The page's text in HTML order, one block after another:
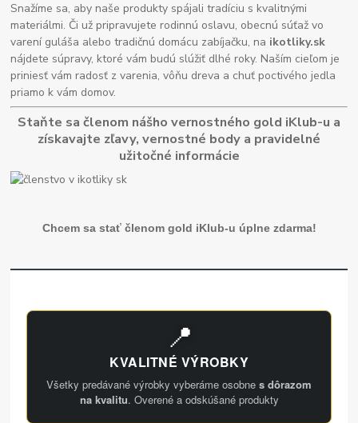
Snažíme sa, aby naše produkty spájali tradíciu s kvalitnými
materiálmi. Či už pripravujete rodinnú oslavu, obecnú súťaž vo
varení guláša alebo tradičnú domácu zabíjačku, na ikotliky.sk
nájdete súpravy, ktoré vám budú slúžiť dlhé roky. Naším cieľom je
priniesť vám radosť z varenia, vôňu dreva a chuť poctivého jedla
priamo k vám domov.
Staňte sa členom nášho vernostného gold iKlub-u a
získavajte zľavy, vernostné body a pravidelné
užitočné informácie
Chcem sa stať členom gold iKlub-u úplne zdarma!
📍
KVALITNÉ VÝROBKY
Všetky predávané výrobky vyberáme osobne s dôrazom
na kvalitu. Overené a odskúšané produkty